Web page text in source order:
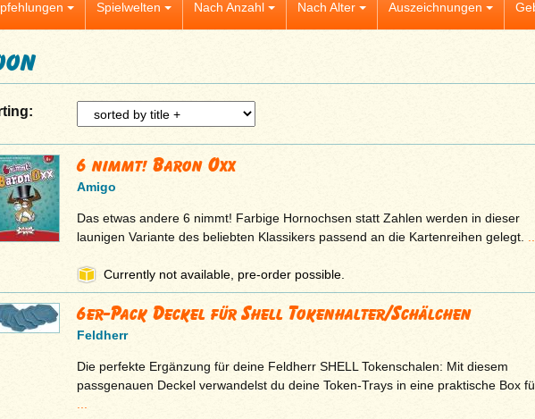
Spielwelten Nach Anzahl Nach Alter Auszeichnungen
6 nimmt! Baron Oxx
Amigo
Das etwas andere 6 nimmt! Farbige Hornochsen statt Zahlen werden in dieser
launigen Variante des beliebten Klassikers passend an die Kartenreihen gelegt.
Currently not available, pre-order possible.
6er-Pack Deckel für Shell Tokenhalter/Schälchen
Feldherr
Die perfekte Ergänzung für deine Feldherr SHELL Tokenschalen: Mit diesem
passgenauen Deckel verwandelst du deine Token-Trays in eine praktische Box
...